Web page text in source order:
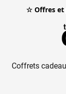
☆ Offres et
Coffrets